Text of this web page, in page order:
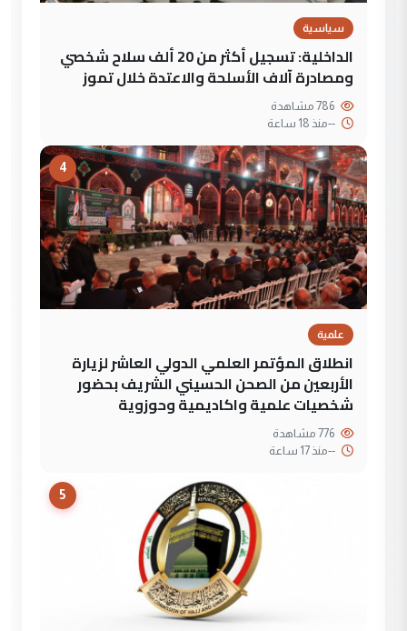
سياسية
الداخلية: تسجيل أكثر من 20 ألف سلاح شخصي
ومصادرة آلاف الأسلحة والاعتدة خلال تموز
--منذ 18 ساعة
4
علمية
انطلاق المؤتمر العلمي الدولي العاشر لزيارة
الأربعين من الصحن الحسيني الشريف بحضور
شخصيات علمية واكاديمية وحوزوية
--منذ 17 ساعة
5